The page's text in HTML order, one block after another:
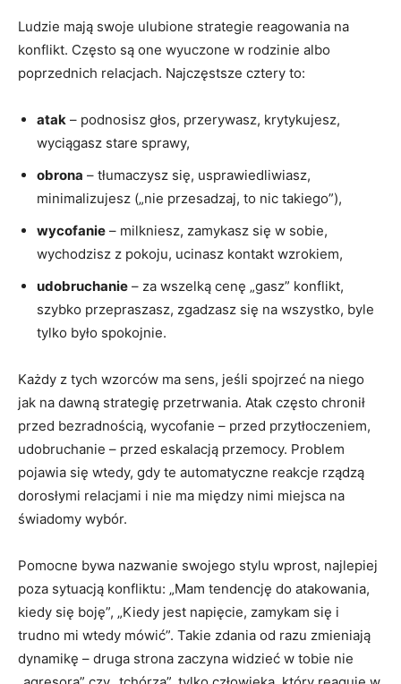
Ludzie mają swoje ulubione strategie reagowania na
konflikt. Często są one wyuczone w rodzinie albo
poprzednich relacjach. Najczęstsze cztery to:
atak – podnosisz głos, przerywasz, krytykujesz,
wyciągasz stare sprawy,
obrona – tłumaczysz się, usprawiedliwiasz,
minimalizujesz („nie przesadzaj, to nic takiego”),
wycofanie – milkniesz, zamykasz się w sobie,
wychodzisz z pokoju, ucinasz kontakt wzrokiem,
udobruchanie – za wszelką cenę „gasz” konflikt,
szybko przepraszasz, zgadzasz się na wszystko, byle
tylko było spokojnie.
Każdy z tych wzorców ma sens, jeśli spojrzeć na niego
jak na dawną strategię przetrwania. Atak często chronił
przed bezradnością, wycofanie – przed przytłoczeniem,
udobruchanie – przed eskalacją przemocy. Problem
pojawia się wtedy, gdy te automatyczne reakcje rządzą
dorosłymi relacjami i nie ma między nimi miejsca na
świadomy wybór.
Pomocne bywa nazwanie swojego stylu wprost, najlepiej
poza sytuacją konfliktu: „Mam tendencję do atakowania,
kiedy się boję”, „Kiedy jest napięcie, zamykam się i
trudno mi wtedy mówić”. Takie zdania od razu zmieniają
dynamikę – druga strona zaczyna widzieć w tobie nie